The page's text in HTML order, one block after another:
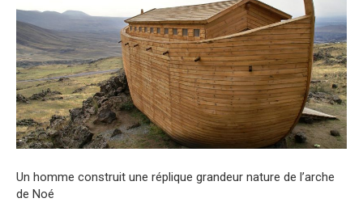
Un homme construit une réplique grandeur nature de l’arche
de Noé